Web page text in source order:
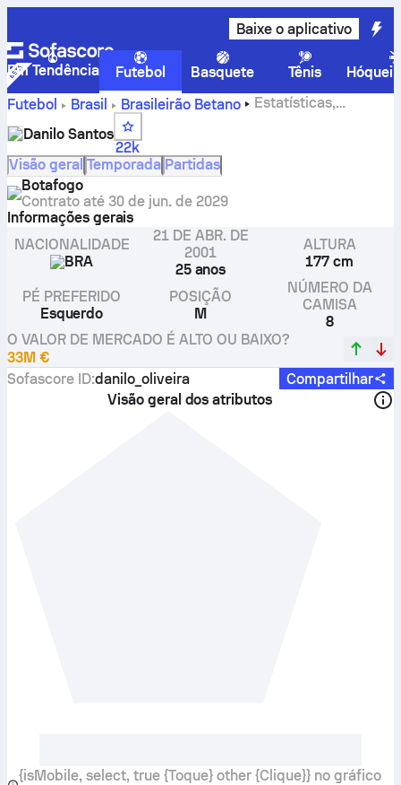
Baixe o aplicativo
Em Tendência Futebol Basquete Tênis
Hóquei
Futebol
Brasil Brasileirão Betano
Estatísticas,
avaliações e gols do Danilo Santos
Danilo Santos
22k
Visão geral Temporada Partidas
Botafogo
Contrato até 30 de jun. de 2029
Informações gerais
NACIONALIDADE
BRA
21 DE ABR. DE
2001
25 anos
ALTURA
177 cm
PÉ PREFERIDO
Esquerdo
POSIÇÃO
M
NÚMERO DA
CAMISA
8
O VALOR DE MERCADO É ALTO OU BAIXO?
33M €
Sofascore ID:danilo_oliveira
Compartilhar
Visão geral dos atributos
{isMobile, select, true {Toque} other {Clique}} no gráfico